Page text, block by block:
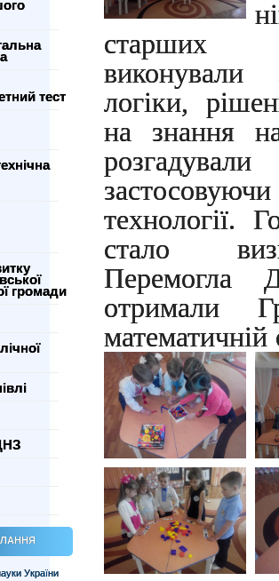
тест
громади
України
старших
виконували
логіки,
на знання
технології.
стало
Перемогла
отримали
математичній